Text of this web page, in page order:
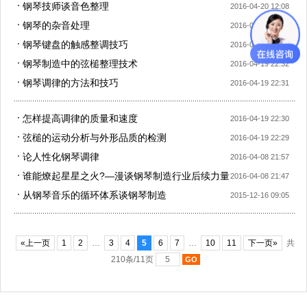
2016-04-20 12:08
钢琴技师谈音色整理
2016-04-19 22:34
钢琴的杂音处理
2016-04-19 22:33
钢琴键盘的触感整调技巧
2016-04-19 22:32
钢琴制造中的弦槌整理技术
2016-04-19 22:31
钢琴调律的方法和技巧
2016-04-19 22:30
怎样提高调律的质量和速度
2016-04-19 22:29
弦槌的运动分析与外形品质的检测
2016-04-08 21:57
论人性化钢琴调律
2016-04-08 21:47
谁能燎起星星之火?—漫谈钢琴制造行业后续力量
的综合性培养建构
2015-12-16 09:05
从钢琴音乐的循环体系谈钢琴制造
«上一页 1 2 … 3 4 5 6 7 … 10 11 下一页»
共
210条/11页